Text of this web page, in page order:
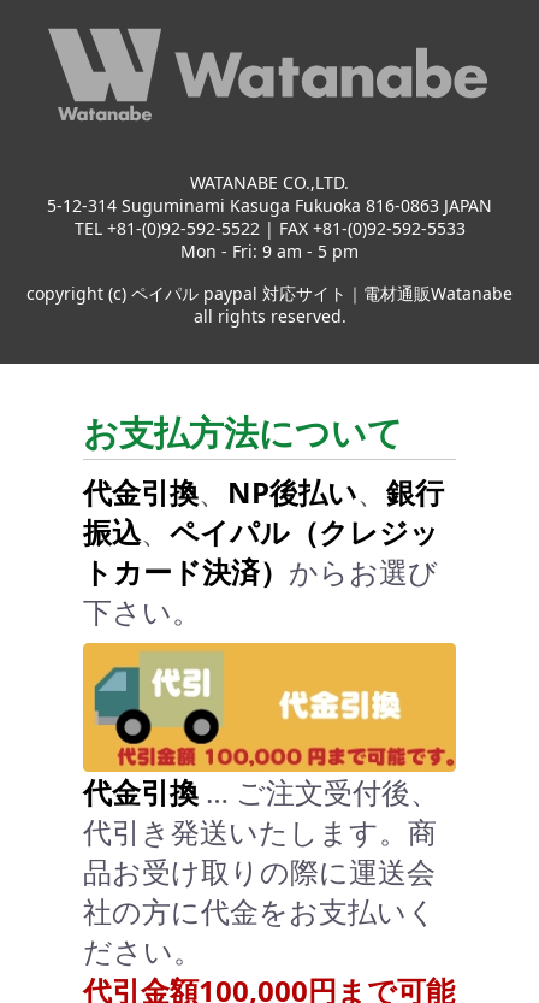
WATANABE CO.,LTD.
5-12-314 Suguminami Kasuga Fukuoka 816-0863 JAPAN
TEL +81-(0)92-592-5522 | FAX +81-(0)92-592-5533
Mon - Fri: 9 am - 5 pm
copyright (c) ペイパル paypal 対応サイト｜電材通販Watanabe
all rights reserved.
お支払方法について
代金引換、 NP後払い、 銀行
振込、 ペイパル（クレジッ
トカード決済） からお選び
下さい。
代金引換 … ご注文受付後、
代引き発送いたします。商
品お受け取りの際に運送会
社の方に代金をお支払いく
ださい。
代引金額100,000円まで可能